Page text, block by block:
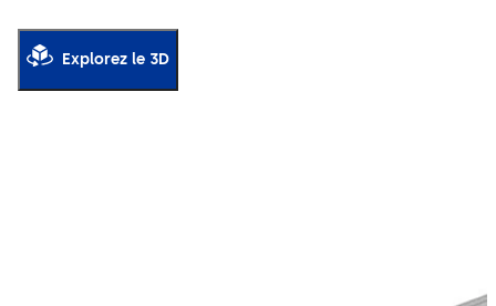
pour raccorder l’installation au réseau électrique, cela
n’étant plus nécessaire avec G-UBIVIS XEA.
Explorez le 3D